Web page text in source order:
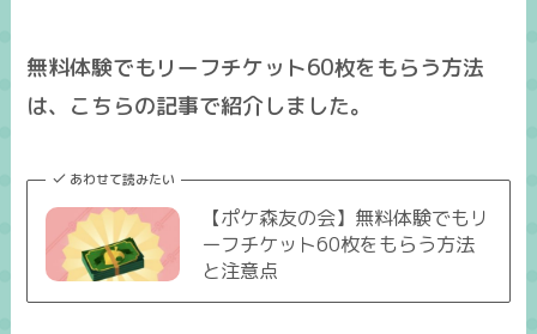
無料体験でもリーフチケット60枚をもらう方法
は、こちらの記事で紹介しました。
あわせて読みたい
【ポケ森友の会】無料体験でもリ
ーフチケット60枚をもらう方法
と注意点